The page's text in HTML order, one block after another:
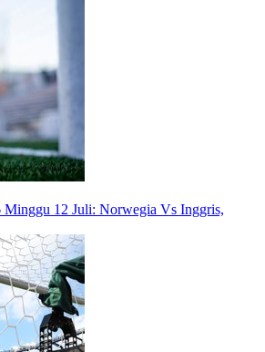
Minggu 12 Juli: Norwegia Vs Inggris,